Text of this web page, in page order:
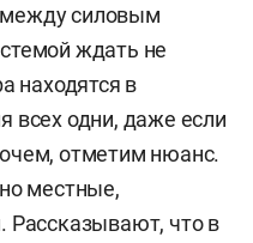
силовым
ждать не
находятся в
всех одни, даже если
отметим нюанс.
местные,
Рассказывают, что в